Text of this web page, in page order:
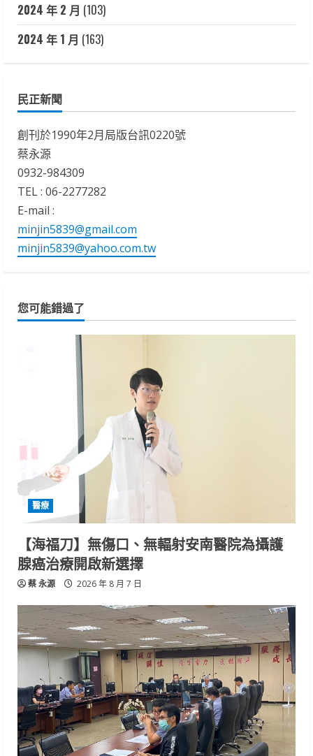
2024 年 2 月 (103)
2024 年 1 月 (163)
民正新聞
創刊於1990年2月局版台訊0220號
蔡永源
0932-984309
TEL : 06-2277282
E-mail :
minjin5839@gmail.com
minjin5839@yahoo.com.tw
您可能錯過了
醫療
【海福刀】無傷口、無輻射安南醫院為攝護
腺癌治療開啟新選擇
蔡 永源 2026 年 8 月 7 日